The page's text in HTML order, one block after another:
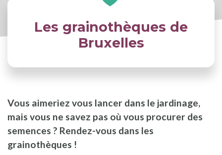
Les grainothèques de
Bruxelles
Vous aimeriez vous lancer dans le jardinage,
mais vous ne savez pas où vous procurer des
semences ? Rendez-vous dans les
grainothèques !